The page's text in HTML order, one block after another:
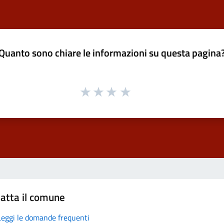
sono chiare le informazioni su questa
il comune
le domande frequenti